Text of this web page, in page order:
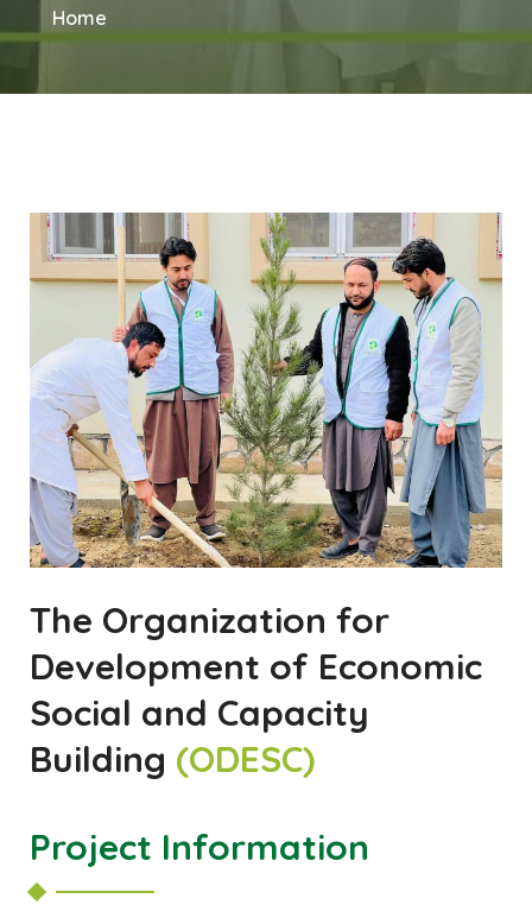
Home
The Organization for
Development of Economic
Social and Capacity
Building (ODESC)
Project Information